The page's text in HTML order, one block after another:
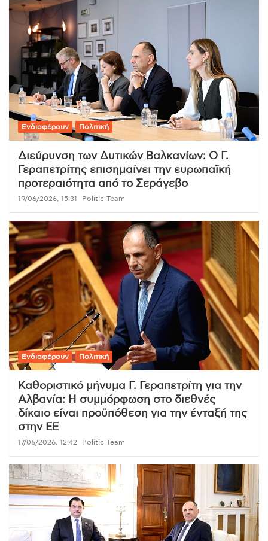
Ενδιαφέρουν Πολιτική
Διεύρυνση των Δυτικών Βαλκανίων: Ο Γ.
Γεραπετρίτης επισημαίνει την ευρωπαϊκή
προτεραιότητα από το Σεράγεβο
19/06/2026, 15:31 Politic Team
Ενδιαφέρουν Πολιτική
Καθοριστικό μήνυμα Γ. Γεραπετρίτη για την
Αλβανία: Η συμμόρφωση στο διεθνές
δίκαιο είναι προϋπόθεση για την ένταξή της
στην ΕΕ
17/06/2026, 12:42 Politic Team